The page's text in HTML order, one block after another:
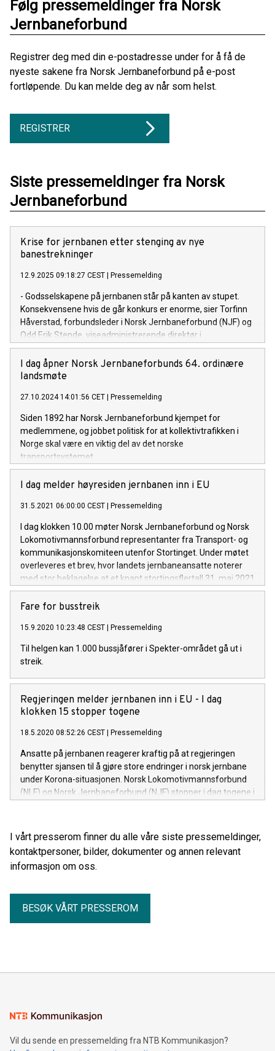
Følg pressemeldinger fra Norsk
Jernbaneforbund
Registrer deg med din e-postadresse under for å få de
nyeste sakene fra Norsk Jernbaneforbund på e-post
fortløpende. Du kan melde deg av når som helst.
REGISTRER
Siste pressemeldinger fra Norsk
Jernbaneforbund
Krise for jernbanen etter stenging av nye
banestrekninger
12.9.2025 09:18:27 CEST | Pressemelding
- Godsselskapene på jernbanen står på kanten av stupet.
Konsekvensene hvis de går konkurs er enorme, sier Torfinn
Håverstad, forbundsleder i Norsk Jernbaneforbund (NJF) og
Odd Erik Stende, viseadministrerende direktør i
Arbeidsgiverforeningen Spekter.
I dag åpner Norsk Jernbaneforbunds 64. ordinære
landsmøte
27.10.2024 14:01:56 CET | Pressemelding
Siden 1892 har Norsk Jernbaneforbund kjempet for
medlemmene, og jobbet politisk for at kollektivtrafikken i
Norge skal være en viktig del av det norske
transportsystemet.
I dag melder høyresiden jernbanen inn i EU
31.5.2021 06:00:00 CEST | Pressemelding
I dag klokken 10.00 møter Norsk Jernbaneforbund og Norsk
Lokomotivmannsforbund representanter fra Transport- og
kommunikasjonskomiteen utenfor Stortinget. Under møtet
overleveres et brev, hvor landets jernbaneansatte noterer
med stor beklagelse at et knapt stortingsflertall 31. mai 2021
vedtar en helt unødvendig tilslutning til EUs fjerde
jernbanedirektiv.
Fare for busstreik
15.9.2020 10:23:48 CEST | Pressemelding
Til helgen kan 1.000 bussjåfører i Spekter-området gå ut i
streik.
Regjeringen melder jernbanen inn i EU - I dag
klokken 15 stopper togene
18.5.2020 08:52:26 CEST | Pressemelding
Ansatte på jernbanen reagerer kraftig på at regjeringen
benytter sjansen til å gjøre store endringer i norsk jernbane
under Korona-situasjonen. Norsk Lokomotivmannsforbund
(NLF) og Norsk Jernbaneforbund (NJF) stopper i dag togene i
I vårt presserom finner du alle våre siste pressemeldinger,
kontaktpersoner, bilder, dokumenter og annen relevant
informasjon om oss.
BESØK VÅRT PRESSEROM
Vil du sende en pressemelding fra NTB Kommunikasjon?